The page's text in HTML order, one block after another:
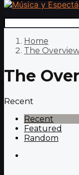
Home
The
The
Recent
Recent
Featured
Random